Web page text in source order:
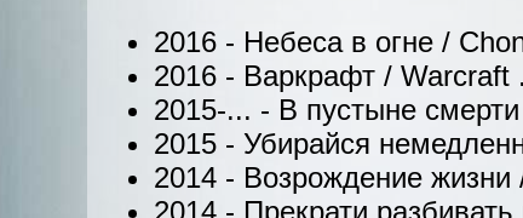
2016 - Небеса в огне /
2016 - Варкрафт / Warcraft
2015-... - В пустыне
2015 - Убирайся
2014 - Возрождение жизни
2014 - Прекрати